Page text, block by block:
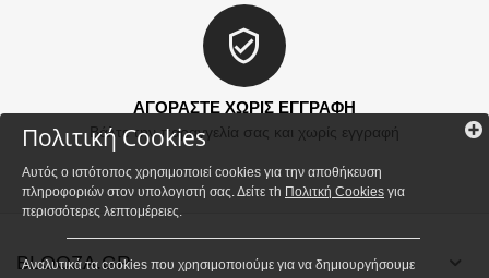
ΑΓΟΡΑΣΤΕ ΧΩΡΙΣ ΕΓΓΡΑΦΗ
Βάλτε την παραγγελία σας και χωρίς εγγραφή
BLOOZA.GR
Πολιτική Cookies
Αυτός ο ιστότοπος χρησιμοποιεί cookies για την αποθήκευση
πληροφοριών στον υπολογιστή σας. Δείτε τh Πολιτκή Cookies για
περισσότερες λεπτομέρειες.
Αναλυτικά τα cookies που χρησιμοποιούμε για να δημιουργήσουμε